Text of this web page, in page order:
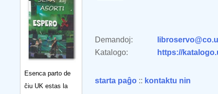
Esenca parto de
ĉiu UK estas la
Demandoj:
Katalogo:
https://
starta paĝo :: kontaktu nin